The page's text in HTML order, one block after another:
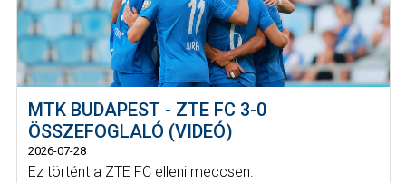
MTK BUDAPEST - ZTE FC 3-0
ÖSSZEFOGLALÓ (VIDEÓ)
2026-07-28
Ez történt a ZTE FC elleni meccsen.